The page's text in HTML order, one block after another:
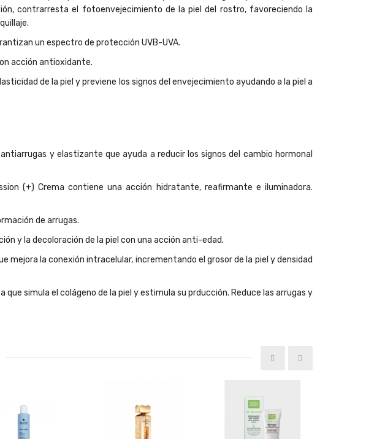
contrarresta el fotoenvejecimiento de la piel del rostro, favoreciendo la
un espectro de protección UVB-UVA.
acción antioxidante.
de la piel y previene los signos del envejecimiento ayudando a la piel a
y elastizante que ayuda a reducir los signos del cambio hormonal
(+) Crema contiene una acción hidratante, reafirmante e iluminadora.
de arrugas.
y la decoloración de la piel con una acción anti-edad.
mejora la conexión intracelular, incrementando el grosor de la piel y densidad
simula el colágeno de la piel y estimula su prducción. Reduce las arrugas y